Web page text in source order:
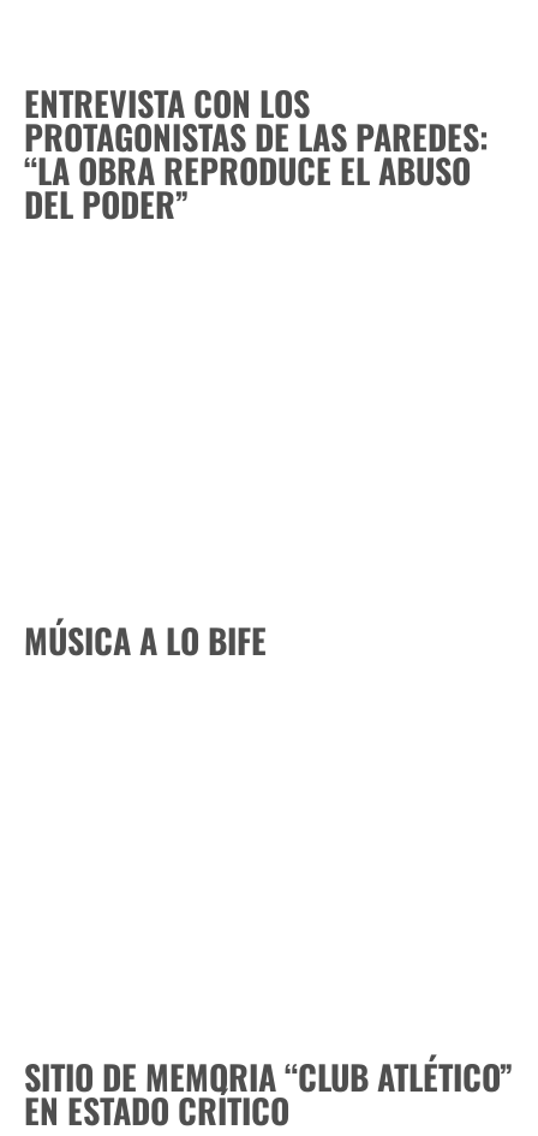
ENTREVISTA CON LOS
PROTAGONISTAS DE LAS PAREDES:
“LA OBRA REPRODUCE EL ABUSO
DEL PODER”
MÚSICA A LO BIFE
SITIO DE MEMORIA “CLUB ATLÉTICO”
EN ESTADO CRÍTICO